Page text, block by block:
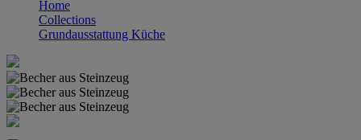
Home
Collections
Grundausstattung Küche